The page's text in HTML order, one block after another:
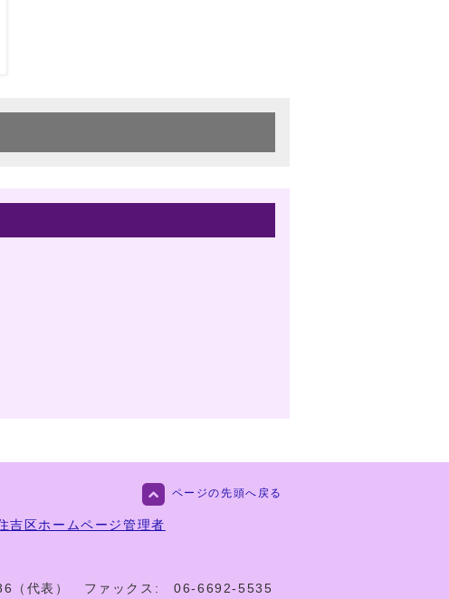
ページの先頭へ戻る
吉区ホームページ管理者
（代表） ファックス: 06-6692-5535